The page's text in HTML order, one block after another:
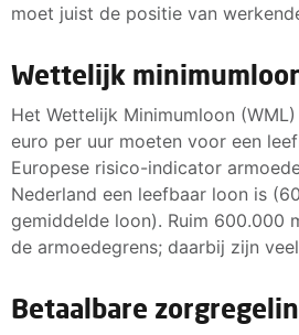
moet juist de positie van
Wettelijk
Het Wettelijk Minimumloon
euro per uur moeten voor een
Europese risico-indicator
Nederland een leefbaar loon is
gemiddelde loon). Ruim 600.000
de armoedegrens; daarbij zijn
Betaalbare